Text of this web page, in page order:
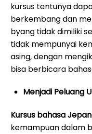
kursus tentunya
berkembang dan
byang tidak dimiliki
tidak mempunyai
asing, dengan
bisa berbicara
Menjadi Peluang
Kursus bahasa
kemampuan dalam